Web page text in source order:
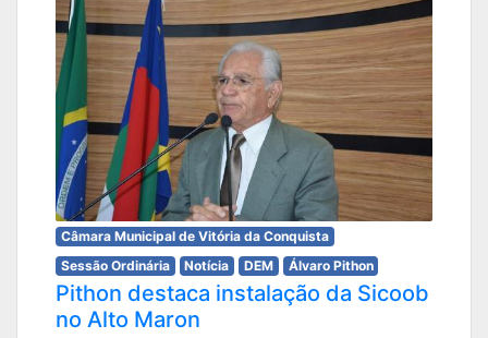
Câmara Municipal de Vitória da Conquista
Sessão Ordinária
Notícia DEM Álvaro Pithon
Pithon destaca instalação da Sicoob
no Alto Maron